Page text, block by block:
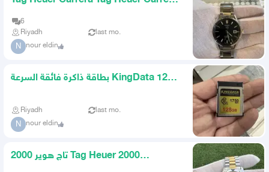
6
Riyadh
last mo.
N nour eldin
بطاقة ذاكرة فائقة السرعة KingData 128
Riyadh last mo.
N nour eldin
تاج هوير 2000 Tag Heuer 2000